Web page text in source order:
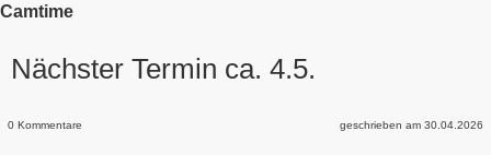
Camtime
Nächster Termin ca. 4.5.
0 Kommentare geschrieben am 30.04.2026